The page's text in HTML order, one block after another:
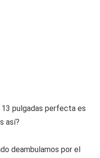
pulgadas perfecta es
así?
deambulamos por el